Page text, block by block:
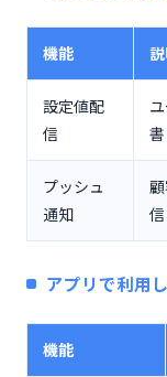
機能
設定値配
信
プッシュ
通知
信
アプリで利用
機能